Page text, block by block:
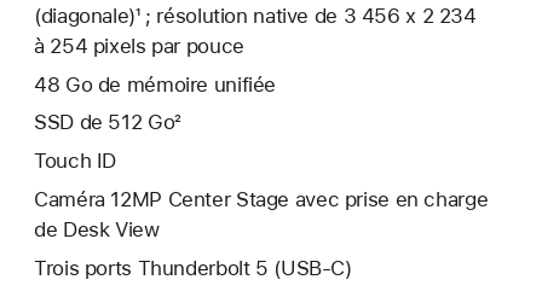
(diagonale)¹ ; résolution native de 3 456 x 2 234
à 254 pixels par pouce
48 Go de mémoire unifiée
SSD de 512 Go²
Touch ID
Caméra 12MP Center Stage avec prise en charge
de Desk View
Trois ports Thunderbolt 5 (USB‑C)